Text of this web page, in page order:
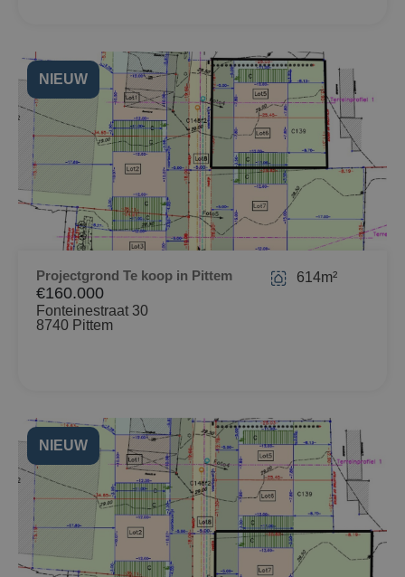
NIEUW
Projectgrond Te koop in Pittem
€160.000
Fonteinestraat 30
8740 Pittem
614m²
NIEUW